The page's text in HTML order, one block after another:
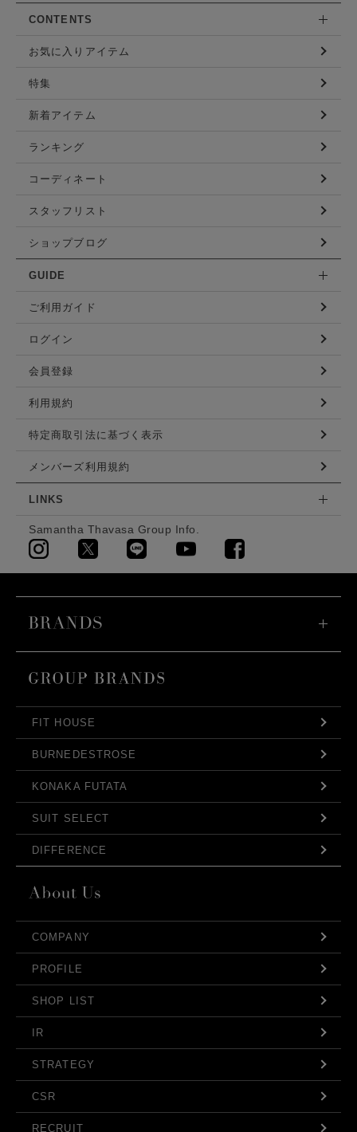
CONTENTS
お気に入りアイテム
特集
新着アイテム
ランキング
コーディネート
スタッフリスト
ショップブログ
GUIDE
ご利用ガイド
ログイン
会員登録
利用規約
特定商取引法に基づく表示
メンバーズ利用規約
LINKS
Samantha Thavasa Group Info.
FIT HOUSE
BURNEDESTROSE
KONAKA FUTATA
SUIT SELECT
DIFFERENCE
COMPANY
PROFILE
SHOP LIST
IR
STRATEGY
CSR
RECRUIT